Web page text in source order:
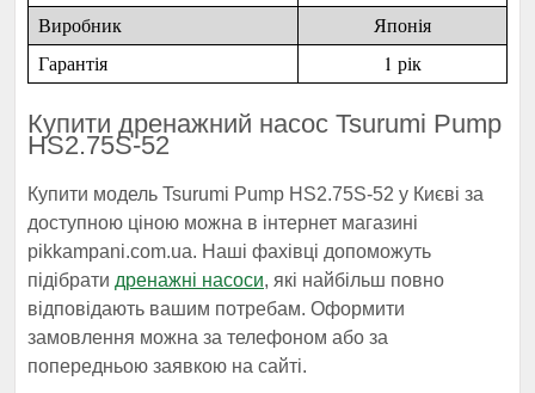
Виробник
Японія
Гарантія
1 рік
Купити дренажний насос Tsurumi Pump
HS2.75S-52
Купити модель Tsurumi Pump HS2.75S-52 у Києві за
доступною ціною можна в інтернет магазині
pikkampani.com.ua. Наші фахівці допоможуть
підібрати дренажні насоси, які найбільш повно
відповідають вашим потребам. Оформити
замовлення можна за телефоном або за
попередньою заявкою на сайті.